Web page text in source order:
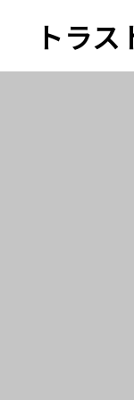
トラ